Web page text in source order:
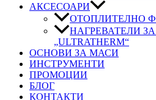
АКСЕСОАРИ
ОТОПЛИТЕЛНО
НАГРЕВАТЕЛИ
„ULTRATHERM“
ОСНОВИ ЗА МАСИ
ИНСТРУМЕНТИ
ПРОМОЦИИ
БЛОГ
КОНТАКТИ